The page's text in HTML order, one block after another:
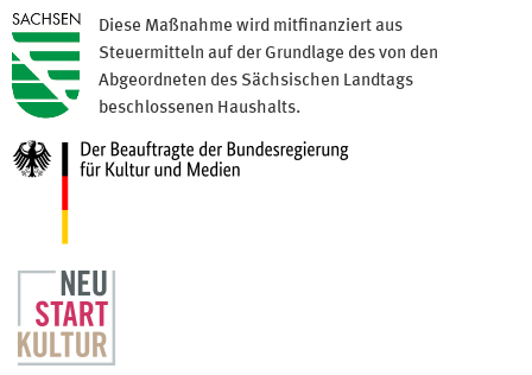
Diese Maßnahme wird mitfinanziert aus
Steuermitteln auf der Grundlage des von den
Abgeordneten des Sächsischen Landtags
beschlossenen Haushalts.